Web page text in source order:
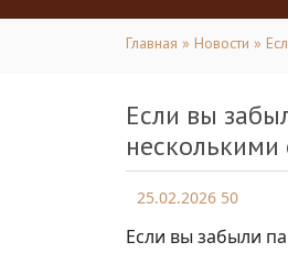
Главная » Новости »
Если вы
несколькими
25.02.2026 50
Если вы забыли